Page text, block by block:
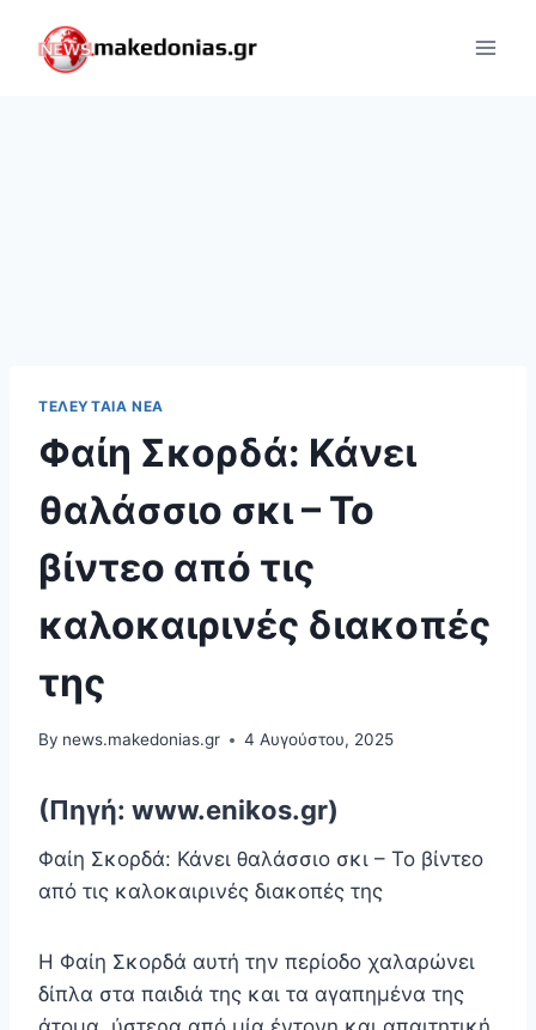
content
ΤΕΛΕΥΤΑΊΑ ΝΈΑ
Φαίη Σκορδά: Κάνει
θαλάσσιο σκι – Το
βίντεο από τις
καλοκαιρινές διακοπές
της
By news.makedonias.gr 4 Αυγούστου, 2025
(Πηγή: www.enikos.gr)
Φαίη Σκορδά: Κάνει θαλάσσιο σκι – Το βίντεο
από τις καλοκαιρινές διακοπές της
Η Φαίη Σκορδά αυτή την περίοδο χαλαρώνει
δίπλα στα παιδιά της και τα αγαπημένα της